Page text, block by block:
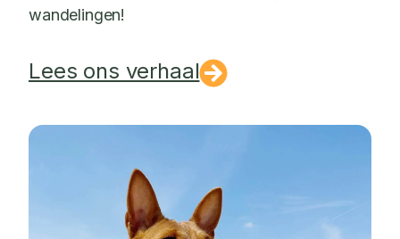
wandelingen!
Lees ons verhaal